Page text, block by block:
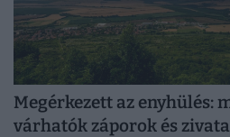
Megérkezett az enyhülés:
várhatók záporok és